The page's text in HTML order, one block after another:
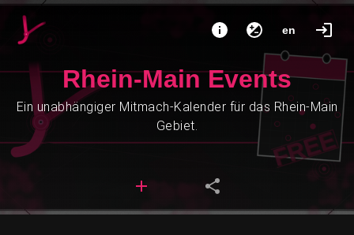
en
Rhein-Main Events
Ein unabhängiger Mitmach-Kalender für das Rhein-Main
Gebiet.